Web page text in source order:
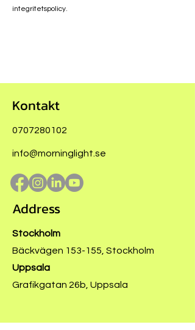
integritetspolicy.
Kontakt
0707280102
info@morninglight.se
Address
Stockholm
Bäckvägen 153-155, Stockholm
Uppsala
Grafikgatan 26b, Uppsala